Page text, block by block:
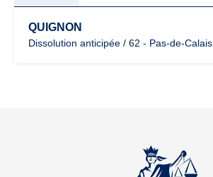
QUIGNON
Dissolution anticipée / 62 - Pas-de-Calais